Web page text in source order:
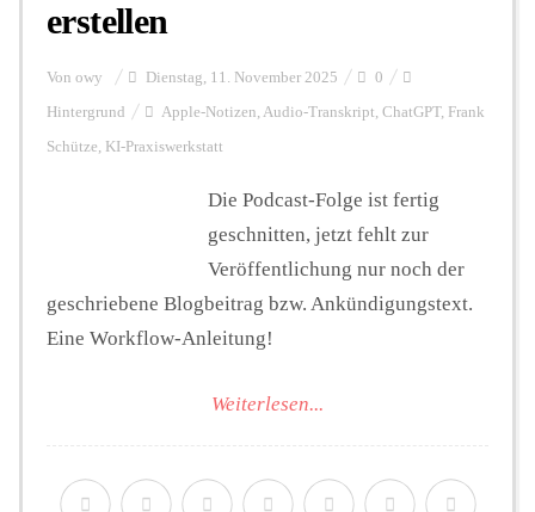
erstellen
Von owy Dienstag, 11. November 2025 0
Hintergrund Apple-Notizen, Audio-Transkript, ChatGPT, Frank
Schütze, KI-Praxiswerkstatt
Die Podcast-Folge ist fertig
geschnitten, jetzt fehlt zur
Veröffentlichung nur noch der
geschriebene Blogbeitrag bzw. Ankündigungstext.
Eine Workflow-Anleitung!
Weiterlesen...